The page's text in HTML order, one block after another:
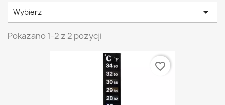
Wybierz 
Pokazano 1-2 z 2 pozycji
favorite_border